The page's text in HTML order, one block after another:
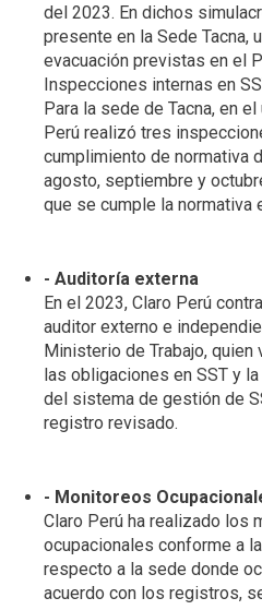
del 2023. En dichos
presente en la Sede Tacna,
evacuación previstas en el
Inspecciones internas en
Para la sede de Tacna, en
Perú realizó tres
cumplimiento de normativa
agosto, septiembre y
que se cumple la normativa
- Auditoría externa
En el 2023, Claro Perú
auditor externo e
Ministerio de Trabajo,
las obligaciones en SST y
del sistema de gestión de
registro revisado.
- Monitoreos
Claro Perú ha realizado los
ocupacionales conforme a
respecto a la sede donde
acuerdo con los registros,